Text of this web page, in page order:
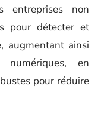
entreprises non
pour détecter et
augmentant ainsi
en
pour réduire